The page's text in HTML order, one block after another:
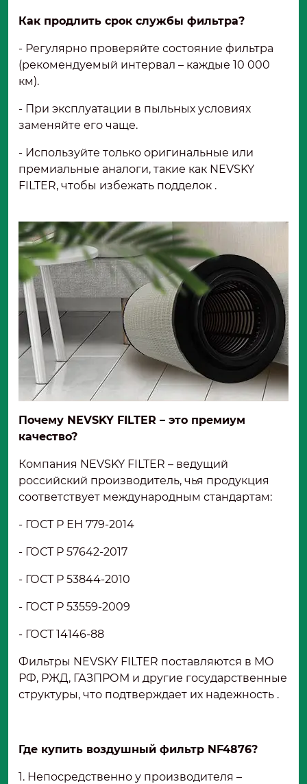
Как продлить срок службы фильтра?
- Регулярно проверяйте состояние фильтра
(рекомендуемый интервал – каждые 10 000
км).
- При эксплуатации в пыльных условиях
заменяйте его чаще.
- Используйте только оригинальные или
премиальные аналоги, такие как NEVSKY
FILTER, чтобы избежать подделок .
Почему NEVSKY FILTER – это премиум
качество?
Компания NEVSKY FILTER – ведущий
российский производитель, чья продукция
соответствует международным стандартам:
- ГОСТ Р ЕН 779-2014
- ГОСТ Р 57642-2017
- ГОСТ Р 53844-2010
- ГОСТ Р 53559-2009
- ГОСТ 14146-88
Фильтры NEVSKY FILTER поставляются в МО
РФ, РЖД, ГАЗПРОМ и другие государственные
структуры, что подтверждает их надежность .
Где купить воздушный фильтр NF4876?
1. Непосредственно у производителя –